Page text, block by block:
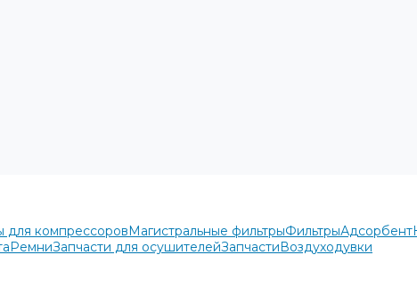
для компрессоровМагистральные фильтрыФильтрыАдсорбент
РемниЗапчасти для осушителейЗапчастиВоздуходувки